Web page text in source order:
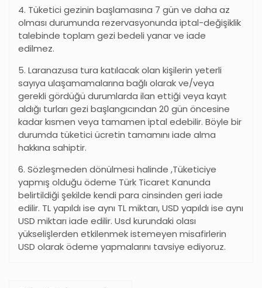
4. Tüketici gezinin başlamasına 7 gün ve daha az
olması durumunda rezervasyonunda iptal-değişiklik
talebinde toplam gezi bedeli yanar ve iade
edilmez.
5. Laranazusa tura katılacak olan kişilerin yeterli
sayıya ulaşamamalarına bağlı olarak ve/veya
gerekli gördüğü durumlarda ilan ettiği veya kayıt
aldığı turları gezi başlangıcından 20 gün öncesine
kadar kısmen veya tamamen iptal edebilir. Böyle bir
durumda tüketici ücretin tamamını iade alma
hakkına sahiptir.
6. Sözleşmeden dönülmesi halinde ,Tüketiciye
yapmış olduğu ödeme Türk Ticaret Kanunda
belirtildiği şekilde kendi para cinsinden geri iade
edilir. TL yapıldı ise aynı TL miktarı, USD yapıldı ise aynı
USD miktarı iade edilir. Usd kurundaki olası
yükselişlerden etkilenmek istemeyen misafirlerin
USD olarak ödeme yapmalarını tavsiye ediyoruz.